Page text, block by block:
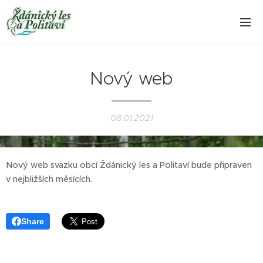
Nový web
08.01.2021
Nový web svazku obcí Ždánický les a Politaví bude připraven
v nejbližších měsících.
Share